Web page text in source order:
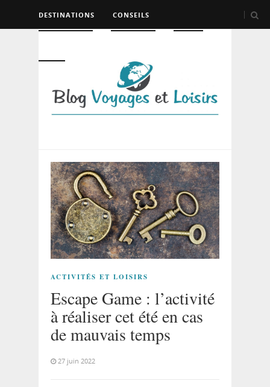
DESTINATIONS CONSEILS
ACTIVITÉS ET LOISIRS
Escape Game : l’activité
à réaliser cet été en cas
de mauvais temps
27 juin 2022